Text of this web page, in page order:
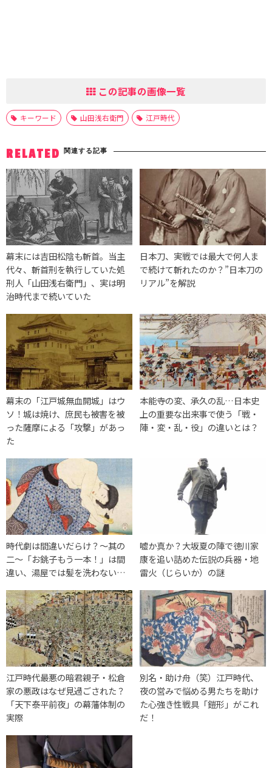
この記事の画像一覧
キーワード 山田浅右衛門 江戸時代
RELATED 関連する記事
幕末には吉田松陰も斬首。当主
代々、斬首刑を執行していた処
刑人「山田浅右衛門」、実は明
治時代まで続いていた
日本刀、実戦では最大で何人ま
で続けて斬れたのか？”日本刀の
リアル”を解説
幕末の「江戸城無血開城」はウ
ソ！城は焼け、庶民も被害を被
った薩摩による「攻撃」があっ
た
本能寺の変、承久の乱…日本史
上の重要な出来事で使う「戦・
陣・変・乱・役」の違いとは？
時代劇は間違いだらけ？～其の
二～「お銚子もう一本！」は間
違い、湯屋では髪を洗わない…
嘘か真か？大坂夏の陣で徳川家
康を追い詰めた伝説の兵器・地
雷火（じらいか）の謎
江戸時代最悪の暗君親子・松倉
家の悪政はなぜ見過ごされた？
「天下泰平前夜」の幕藩体制の
実際
別名・助け舟（笑）江戸時代、
夜の営みで悩める男たちを助け
た心強き性戦具「鎧形」がこれ
だ！